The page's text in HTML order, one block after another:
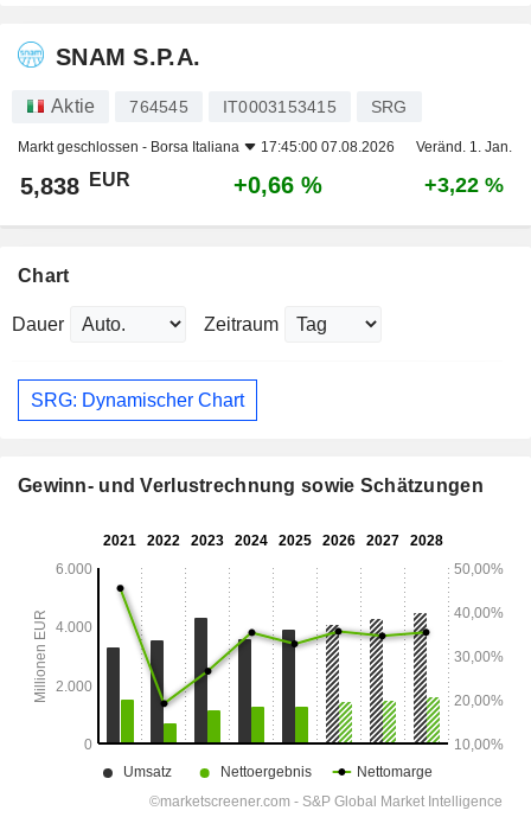
SNAM S.P.A.
Aktie 764545 IT0003153415 SRG
Markt geschlossen - Borsa Italiana 17:45:00 07.08.2026 Veränd. 1. Jan.
5,838 EUR +0,66 % +3,22 %
Chart
Dauer Zeitraum
SRG: Dynamischer Chart
Gewinn- und Verlustrechnung sowie Schätzungen